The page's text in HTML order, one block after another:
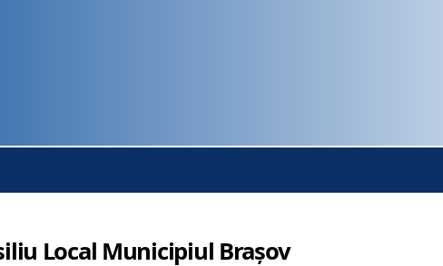
Local Municipiul Brașov